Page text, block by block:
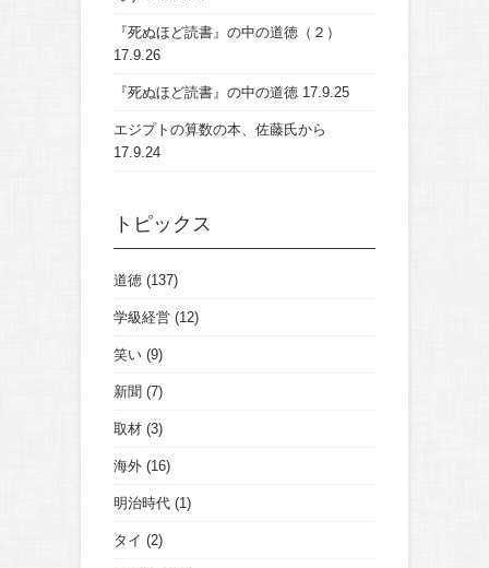
『死ぬほど読書』の中の道徳（２）
17.9.26
『死ぬほど読書』の中の道徳 17.9.25
エジプトの算数の本、佐藤氏から
17.9.24
トピックス
道徳 (137)
学級経営 (12)
笑い (9)
新聞 (7)
取材 (3)
海外 (16)
明治時代 (1)
タイ (2)